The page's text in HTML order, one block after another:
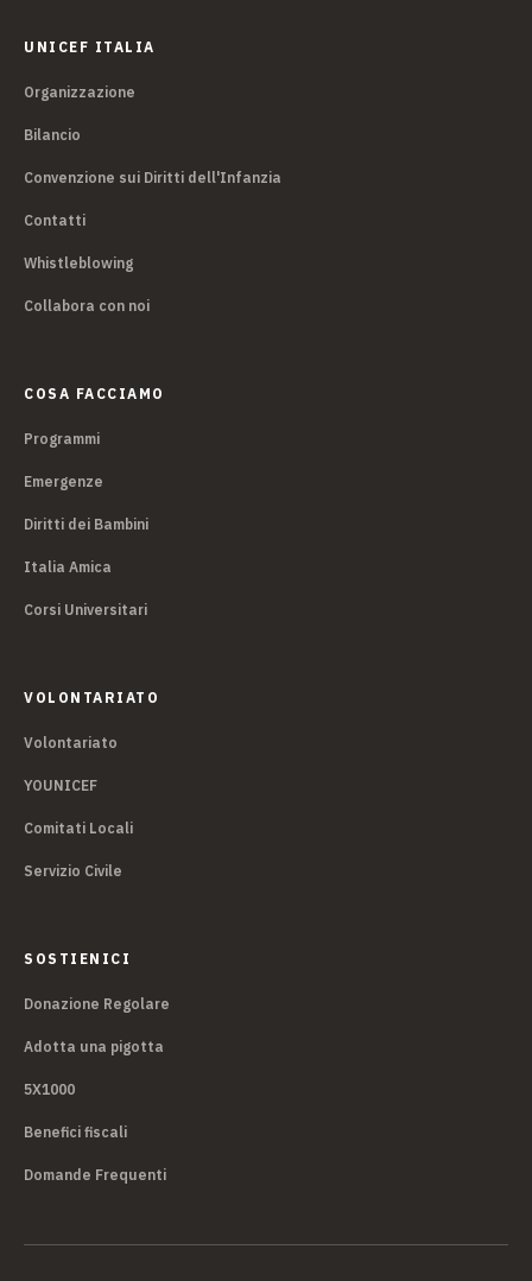
UNICEF ITALIA
Organizzazione
Bilancio
Convenzione sui Diritti dell'Infanzia
Contatti
Whistleblowing
Collabora con noi
COSA FACCIAMO
Programmi
Emergenze
Diritti dei Bambini
Italia Amica
Corsi Universitari
VOLONTARIATO
Volontariato
YOUNICEF
Comitati Locali
Servizio Civile
SOSTIENICI
Donazione Regolare
Adotta una pigotta
5X1000
Benefici fiscali
Domande Frequenti